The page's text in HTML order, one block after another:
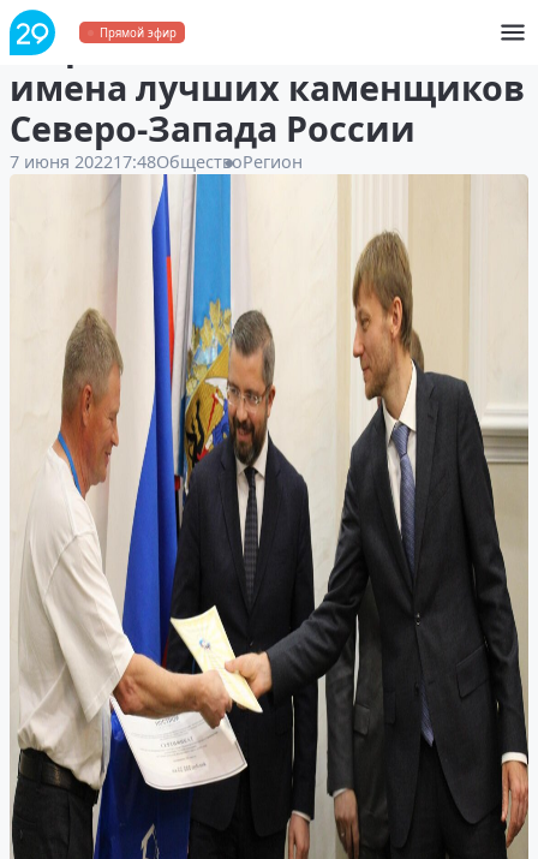
Прямой эфир
В Архангельске назвали
имена лучших каменщиков
Северо-Запада России
7 июня 202217:48ОбществоРегион